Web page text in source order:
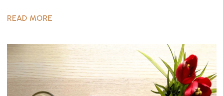
READ MORE